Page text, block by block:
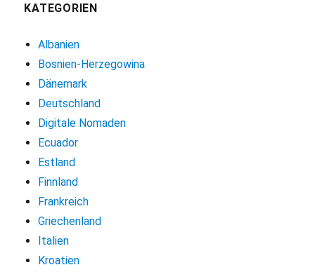
KATEGORIEN
Albanien
Bosnien-Herzegowina
Dänemark
Deutschland
Digitale Nomaden
Ecuador
Estland
Finnland
Frankreich
Griechenland
Italien
Kroatien